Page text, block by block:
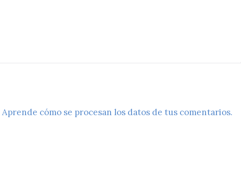
Aprende cómo se procesan los datos de tus comentarios.